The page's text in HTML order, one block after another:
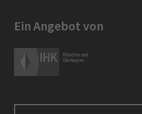
Ein Angebot von